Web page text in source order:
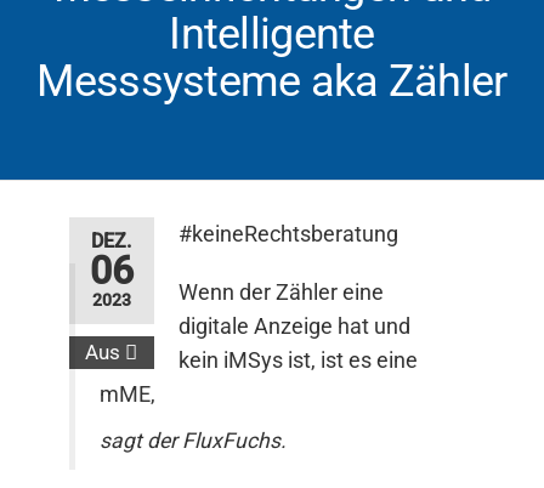
Intelligente
Messsysteme aka Zähler
DEZ.
06
2023
Aus
#keineRechtsberatung
Wenn der Zähler eine
digitale Anzeige hat und
kein iMSys ist, ist es eine
mME,
sagt der FluxFuchs.